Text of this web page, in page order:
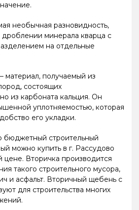
необычная разновидность,
минерала кварца с
на отдельные
материал, получаемый из
состоящих
из карбоната кальция. Он
уплотняемостью, которая
его укладки.
бюджетный строительный
можно купить в г. Рассудово
цене. Вторичка производится
такого строительного мусора,
и асфальт. Вторичный щебень с
для строительства многих